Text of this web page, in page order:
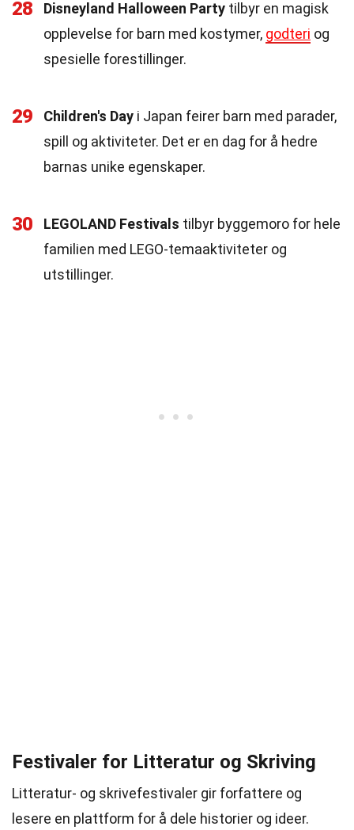
28 Disneyland Halloween Party tilbyr en magisk
opplevelse for barn med kostymer, godteri og
spesielle forestillinger.
29 Children's Day i Japan feirer barn med parader,
spill og aktiviteter. Det er en dag for å hedre
barnas unike egenskaper.
30 LEGOLAND Festivals tilbyr byggemoro for hele
familien med LEGO-temaaktiviteter og
utstillinger.
Festivaler for Litteratur og Skriving
Litteratur- og skrivefestivaler gir forfattere og
lesere en plattform for å dele historier og ideer.